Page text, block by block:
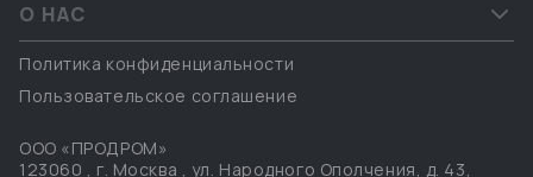
О НАС
Политика конфиденциальности
Пользовательское соглашение
ООО «ПРОДРОМ»
123060 , г. Москва , ул. Народного Ополчения, д. 43,